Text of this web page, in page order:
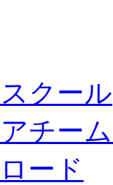
クール
チー
ード